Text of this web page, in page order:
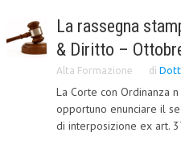
ECONOMIA
CORPORATE SOCIAL
ECONOMIA DELL’ARTE
INTERNAZIONALIZZAZIONE
La rassegna
& Diritto –
Alta Formazione di
La Corte con Ordinanza
opportuno enunciare il
di interposizione ex art.